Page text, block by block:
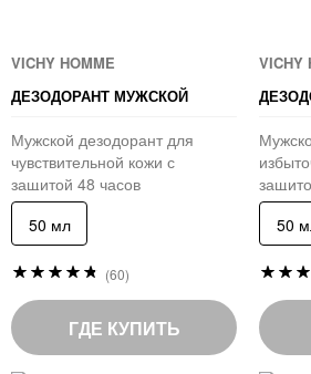
VICHY HOMME
ДЕЗОДОРАНТ МУЖСКОЙ
Мужской дезодорант для
чувствительной кожи с
защитой 48 часов
50 мл
Рейтинг:
of
100
(60)
ГДЕ КУПИТЬ
VICHY
50
of
100